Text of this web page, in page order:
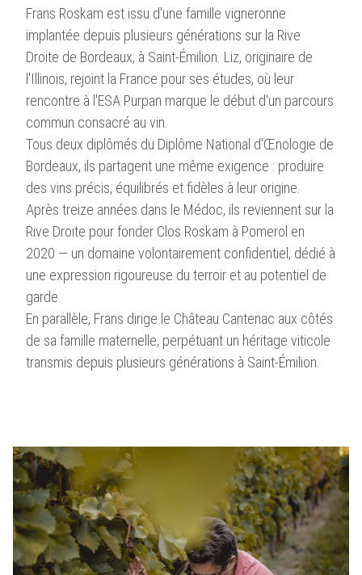
Frans Roskam est issu d'une famille vigneronne
implantée depuis plusieurs générations sur la Rive
Droite de Bordeaux, à Saint-Émilion. Liz, originaire de
l'Illinois, rejoint la France pour ses études, où leur
rencontre à l'ESA Purpan marque le début d'un parcours
commun consacré au vin.
Tous deux diplômés du Diplôme National d'Œnologie de
Bordeaux, ils partagent une même exigence : produire
des vins précis, équilibrés et fidèles à leur origine.
Après treize années dans le Médoc, ils reviennent sur la
Rive Droite pour fonder Clos Roskam à Pomerol en
2020 — un domaine volontairement confidentiel, dédié à
une expression rigoureuse du terroir et au potentiel de
garde.
En parallèle, Frans dirige le Château Cantenac aux côtés
de sa famille maternelle, perpétuant un héritage viticole
transmis depuis plusieurs générations à Saint-Émilion.